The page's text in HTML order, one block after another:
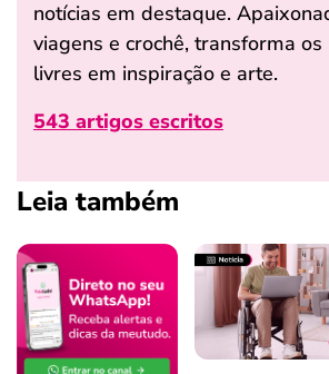
notícias em destaque.
viagens e crochê, transforma
livres em inspiração e arte.
543 artigos escritos
Leia também